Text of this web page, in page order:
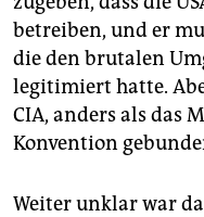
betreiben, und er
die den brutalen
legitimiert hatte.
CIA, anders als das
Konvention
Weiter unklar war